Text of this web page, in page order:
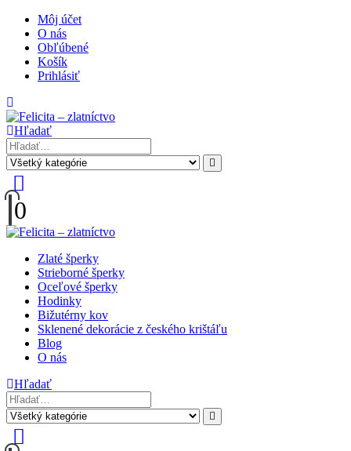
Môj účet
O nás
Obľúbené
Košík
Prihlásiť
Hľadať
0
Zlaté šperky
Strieborné šperky
Oceľové šperky
Hodinky
Bižutérny kov
Sklenené dekorácie z českého krištáľu
Blog
O nás
Hľadať